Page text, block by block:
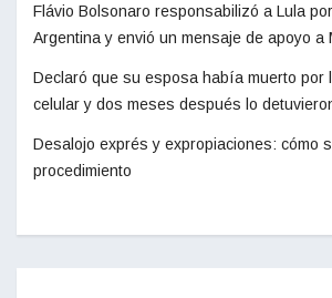
Flávio Bolsonaro responsabilizó a Lula
Argentina y envió un mensaje de apoyo a
Declaró que su esposa había muerto por
celular y dos meses después lo
Desalojo exprés y expropiaciones: cómo
procedimiento